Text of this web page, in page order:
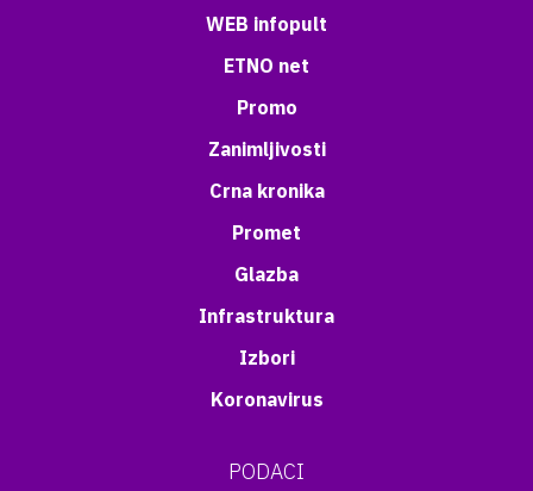
WEB infopult
ETNO net
Promo
Zanimljivosti
Crna kronika
Promet
Glazba
Infrastruktura
Izbori
Koronavirus
PODACI